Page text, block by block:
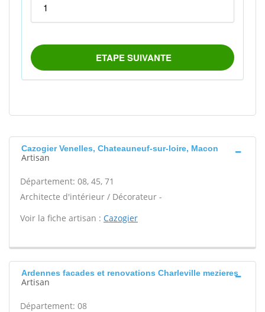
Cazogier Venelles, Chateauneuf-sur-loire, Macon
Artisan
Département: 08, 45, 71
Architecte d'intérieur / Décorateur -
Voir la fiche artisan : Cazogier
Ardennes facades et renovations Charleville mezieres
Artisan
Département: 08